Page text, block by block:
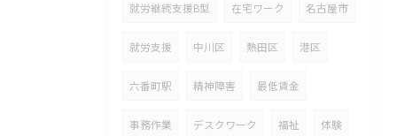
就労継続支援B型 在宅ワーク 名古屋市
就労支援 中川区 熱田区 港区
六番町駅 精神障害 最低賃金
事務作業 デスクワーク 福祉 体験